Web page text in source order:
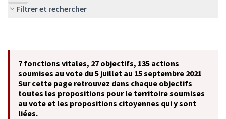
Filtrer et rechercher
7 fonctions vitales, 27 objectifs, 135 actions
soumises au vote du 5 juillet au 15 septembre 2021
Sur cette page retrouvez dans chaque objectifs
toutes les propositions pour le territoire soumises
au vote et les propositions citoyennes qui y sont
liées.